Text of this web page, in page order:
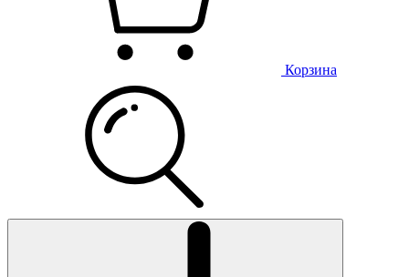
Корзина